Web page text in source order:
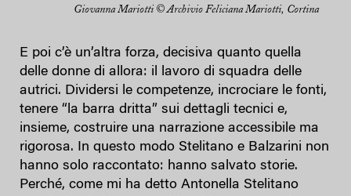
Giovanna Mariotti © Archivio Feliciana Mariotti, Cortina
E poi c’è un’altra forza, decisiva quanto quella
delle donne di allora: il lavoro di squadra delle
autrici. Dividersi le competenze, incrociare le fonti,
tenere “la barra dritta” sui dettagli tecnici e,
insieme, costruire una narrazione accessibile ma
rigorosa. In questo modo Stelitano e Balzarini non
hanno solo raccontato: hanno salvato storie.
Perché, come mi ha detto Antonella Stelitano